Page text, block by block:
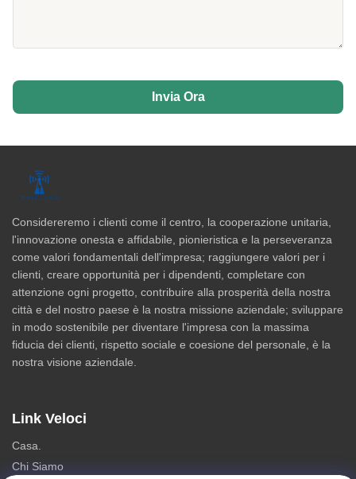
Invia Ora
Considereremo i clienti come il centro, la cooperazione unitaria,
l'innovazione onesta e affidabile, pionieristica e la perseveranza
come valori fondamentali dell'impresa; raggiungere valori per i
clienti, creare opportunità per i dipendenti, completare con
attenzione ogni progetto, contribuire alla prosperità della nostra
città e del nostro paese è la nostra missione aziendale; sviluppare
in modo sostenibile per diventare l'impresa con la massima
fiducia dei clienti, rispetto sociale e coesione del personale, è la
nostra visione aziendale.
Link Veloci
Casa.
Chi Siamo